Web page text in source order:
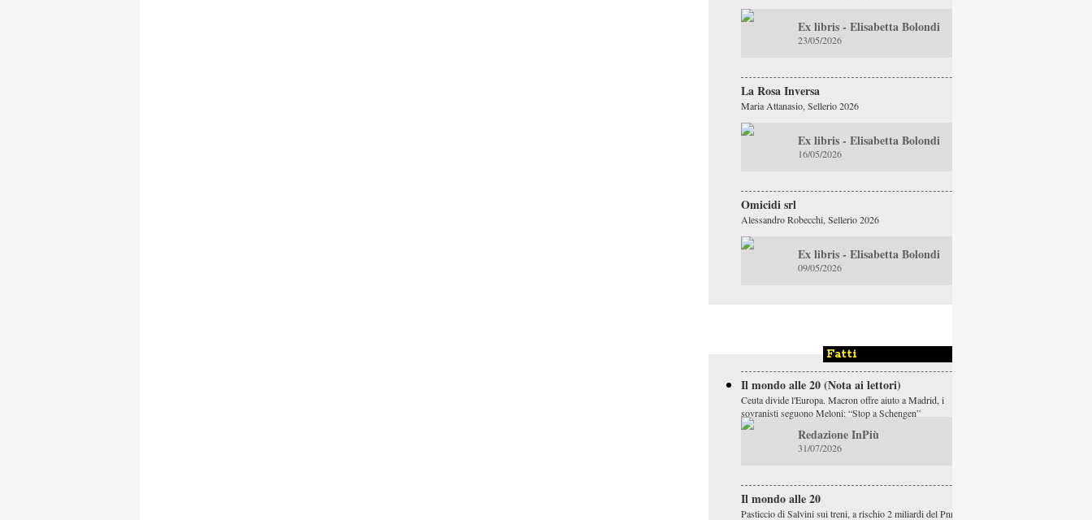
Ex libris - Elisabetta Bolondi
23/05/2026
La Rosa Inversa
Maria Attanasio, Sellerio 2026
Ex libris - Elisabetta Bolondi
16/05/2026
Omicidi srl
Alessandro Robecchi, Sellerio 2026
Ex libris - Elisabetta Bolondi
09/05/2026
Fatti
Il mondo alle 20 (Nota ai lettori)
Ceuta divide l'Europa. Macron offre aiuto a Madrid, i
sovranisti seguono Meloni: “Stop a Schengen”
Redazione InPiù
31/07/2026
Il mondo alle 20
Pasticcio di Salvini sui treni, a rischio 2 miliardi del Pnrr.